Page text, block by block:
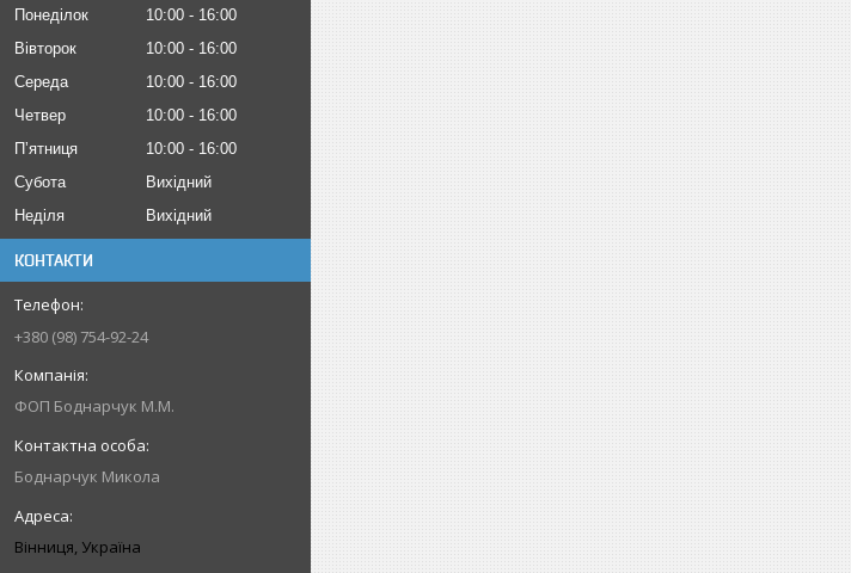
Понеділок 10:00
16:00
Вівторок
10:00
16:00
Середа
10:00
16:00
Четвер
10:00
16:00
Пʼятниця
10:00
16:00
Субота
Вихідний
Неділя
Вихідний
КОНТАКТИ
+380 (98) 754-92-24
ФОП Боднарчук М.М.
Боднарчук Микола
Вінниця, Україна